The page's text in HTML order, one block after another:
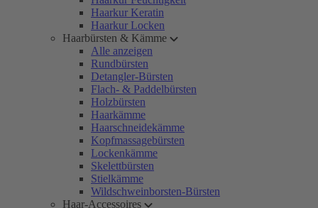
Haarkur Keratin
Haarkur Locken
Haarbürsten & Kämme
Alle anzeigen
Rundbürsten
Detangler-Bürsten
Flach- & Paddelbürsten
Holzbürsten
Haarkämme
Haarschneidekämme
Kopfmassagebürsten
Lockenkämme
Skelettbürsten
Stielkämme
Wildschweinborsten-Bürsten
Haar-Accessoires